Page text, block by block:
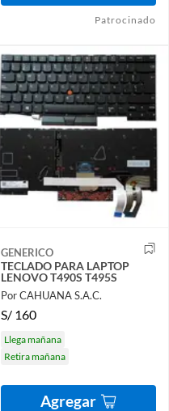
Patrocinado
GENERICO
TECLADO PARA LAPTOP
LENOVO T490S T495S
Por CAHUANA S.A.C.
S/ 160
Llega mañana
Retira mañana
Agregar